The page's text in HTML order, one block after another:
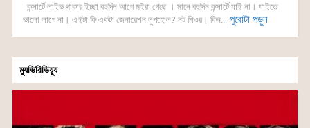
কন্সার্টে লাইভ থাকার ইচ্ছা বহুদিন আগে মইরা গেছে । মানে বহুদিন কন্সার্টে যাই না। যাইতে
ভালো লাগে না। এইটা কি একটা জেনারেশন লুপহোল? নট শিওর। কিন...
পুরোটা পড়ুন
ম্যুভিরিভিয়্যু